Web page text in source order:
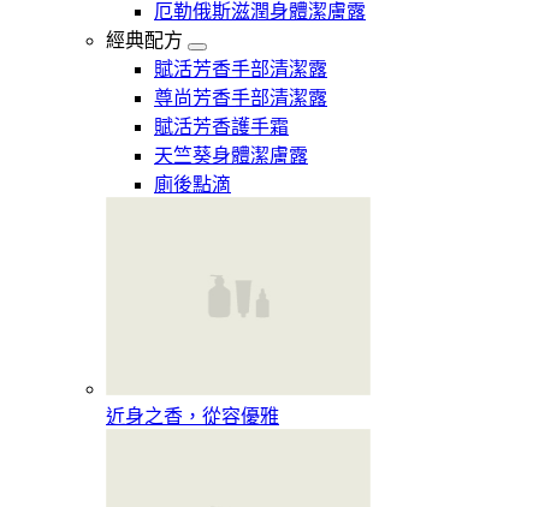
厄勒俄斯滋潤身體潔膚露
經典配方
賦活芳香手部清潔露
尊尚芳香手部清潔露
賦活芳香護手霜
天竺葵身體潔膚露
廁後點滴
近身之香，從容優雅